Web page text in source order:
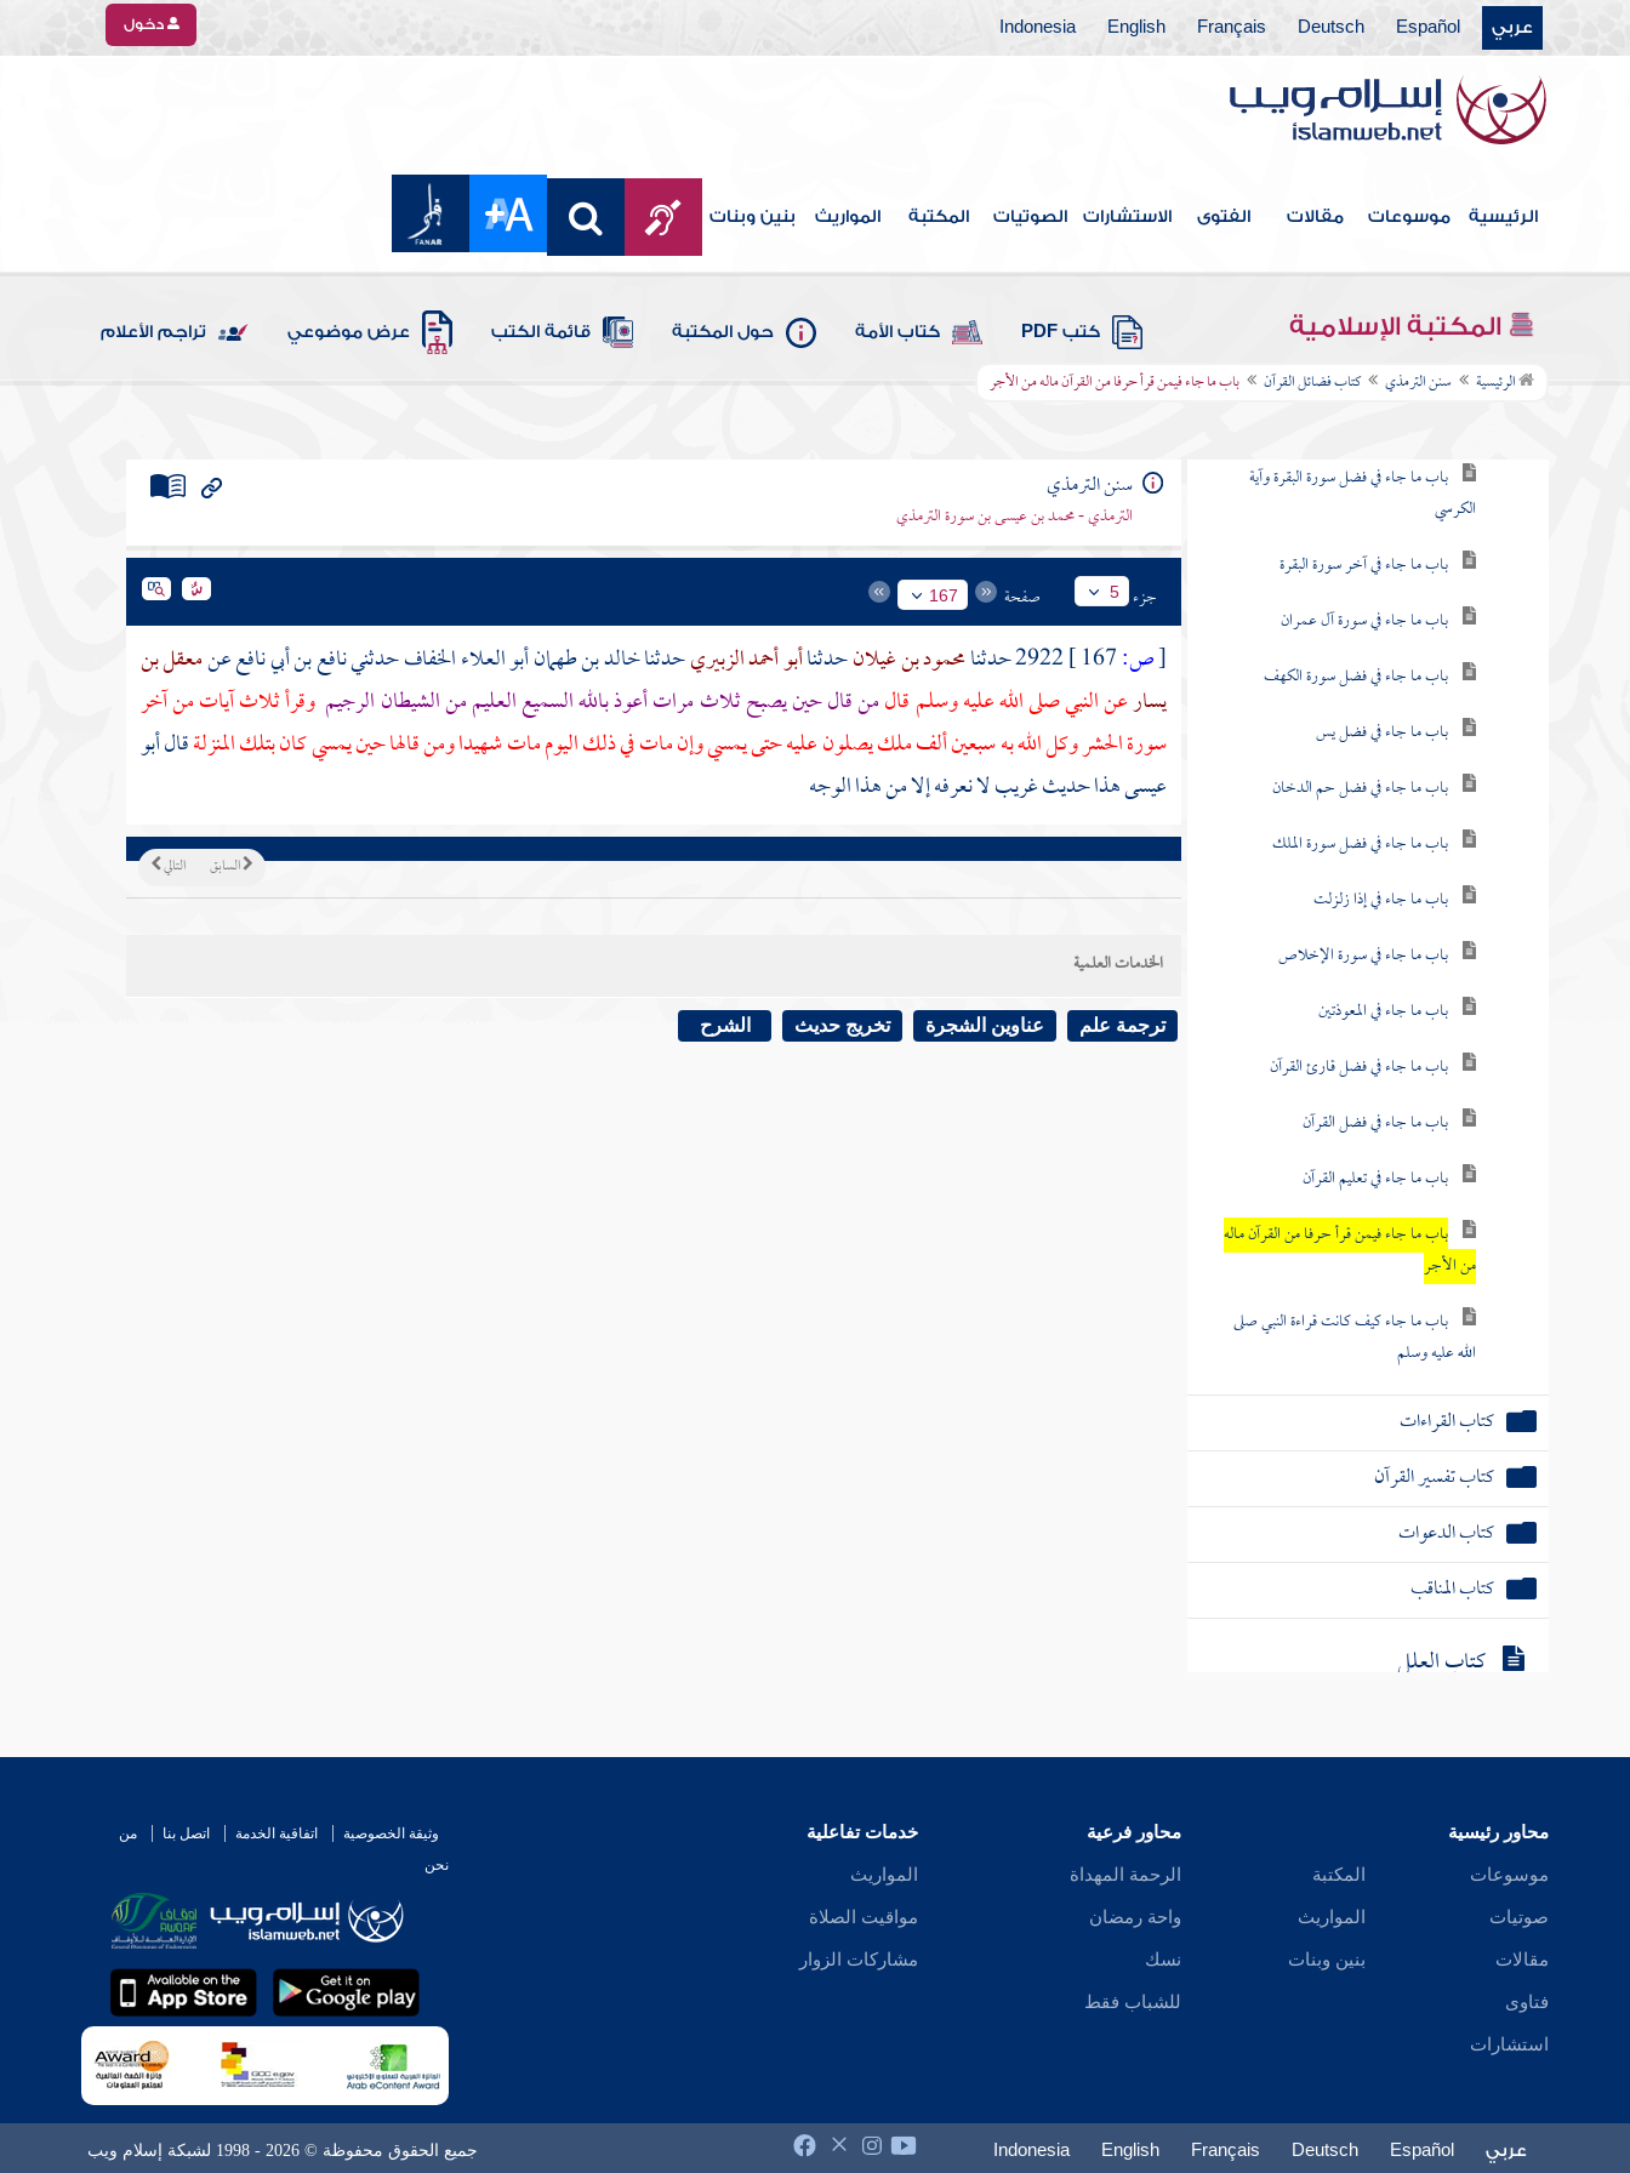
عربي Español
Deutsch
Français
English
Indonesia دخول
الرئيسية موسوعات مقالات الفتوى الاستشارات الصوتيات المكتبة المواريث بنين وبنات
المكتبة الإسلامية كتب PDF كتاب الأمة حول المكتبة قائمة الكتب عرض موضوعي تراجم الأعلام
الرئيسية سنن الترمذي كتاب فضائل القرآن باب ما جاء فيمن قرأ حرفا من القرآن ماله من الأجر
كتاب صفة جهنم
كتاب الإيمان
كتاب العلم
كتاب الاستئذان والآداب
كتاب الأدب
كتاب الأمثال
كتاب فضائل القرآن
باب ما جاء في فضل سورة البقرة وآية
الكرسي
باب ما جاء في آخر سورة البقرة
باب ما جاء في سورة آل عمران
باب ما جاء في فضل سورة الكهف
باب ما جاء في فضل يس
باب ما جاء في فضل حم الدخان
باب ما جاء في فضل سورة الملك
باب ما جاء في إذا زلزلت
باب ما جاء في سورة الإخلاص
باب ما جاء في المعوذتين
باب ما جاء في فضل قارئ القرآن
باب ما جاء في فضل القرآن
باب ما جاء في تعليم القرآن
باب ما جاء فيمن قرأ حرفا من القرآن ماله
من الأجر
باب ما جاء كيف كانت قراءة النبي صلى
الله عليه وسلم
كتاب القراءات
كتاب تفسير القرآن
كتاب الدعوات
كتاب المناقب
كتاب العلل
سنن الترمذي
الترمذي - محمد بن عيسى بن سورة الترمذي
جزء 5 صفحة 167
[ص: 2922 حدثنا محمود بن غيلانحدثناأبو أحمد الزبيريحدثناخالد بن طهمان أبو العلاء الخفافحدثنينافع بن أبي نافععنمعقل بن
يسارعن النبي صلى الله عليه وسلم قالمن قال حين يصبح ثلاث مرات أعوذ بالله السميع العليم من الشيطان الرجيم وقرأ ثلاث آيات من آخر
سورة الحشر وكل الله به سبعين ألف ملك يصلون عليه حتى يمسي وإن مات في ذلك اليوم مات شهيدا ومن قالها حين يمسي كان بتلك المنزلةقال أبو
عيسى هذا حديث غريب لا نعرفه إلا من هذا الوجه
التالي السابق
الخدمات العلمية
ترجمة علم عناوين الشجرة تخريج حديث الشرح
محاور رئيسية
موسوعات
صوتيات
مقالات
فتاوى
استشارات
المكتبة
المواريث
بنين وبنات
محاور فرعية
الرحمة المهداة
واحة رمضان
نسك
للشباب فقط
خدمات تفاعلية
المواريث
مواقيت الصلاة
مشاركات الزوار
وثيقة الخصوصية اتفاقية الخدمة اتصل بنا
من
نحن
عربي Español
Deutsch
Français
English
Indonesia جميع الحقوق محفوظة © 2026 - 1998 لشبكة إسلام ويب